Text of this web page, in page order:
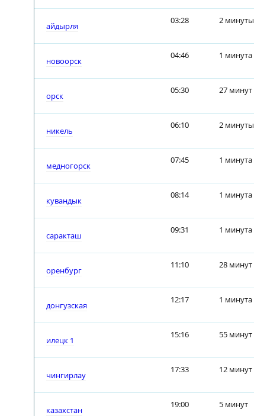
айдырля
03:28 2 минуты
новоорск
04:46 1 минута
орск
05:30 27 минут
никель
06:10 2 минуты
медногорск
07:45 1 минута
кувандык
08:14 1 минута
саракташ
09:31 1 минута
оренбург
11:10 28 минут
донгузская
12:17 1 минута
илецк 1
15:16 55 минут
чингирлау
17:33 12 минут
казахстан
19:00 5 минут